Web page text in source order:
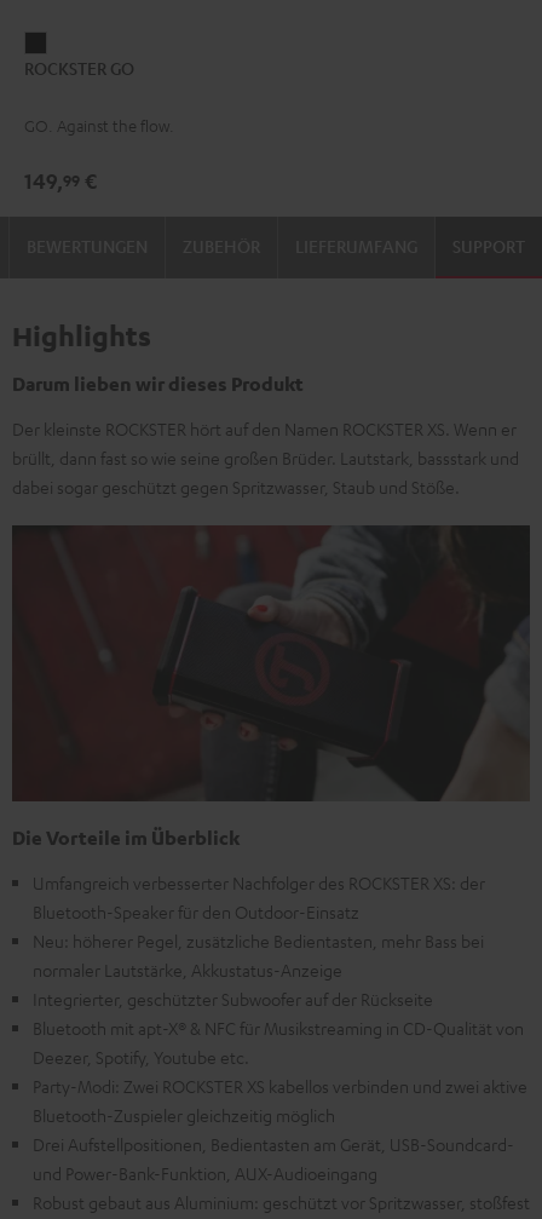
GO
ROCKSTER GO
GO. Against the flow.
149,99 €
SUPPORT
Highlights
Darum lieben wir dieses Produkt
Der kleinste ROCKSTER hört auf den Namen ROCKSTER XS. Wenn er
brüllt, dann fast so wie seine großen Brüder. Lautstark, bassstark und
dabei sogar geschützt gegen Spritzwasser, Staub und Stöße.
Die Vorteile im Überblick
Umfangreich verbesserter Nachfolger des ROCKSTER XS: der
Bluetooth-Speaker für den Outdoor-Einsatz
Neu: höherer Pegel, zusätzliche Bedientasten, mehr Bass bei
normaler Lautstärke, Akkustatus-Anzeige
Integrierter, geschützter Subwoofer auf der Rückseite
Bluetooth mit apt-X® & NFC für Musikstreaming in CD-Qualität von
Deezer, Spotify, Youtube etc.
Party-Modi: Zwei ROCKSTER XS kabellos verbinden und zwei aktive
Bluetooth-Zuspieler gleichzeitig möglich
Drei Aufstellpositionen, Bedientasten am Gerät, USB-Soundcard-
und Power-Bank-Funktion, AUX-Audioeingang
Robust gebaut aus Aluminium: geschützt vor Spritzwasser, stoßfest